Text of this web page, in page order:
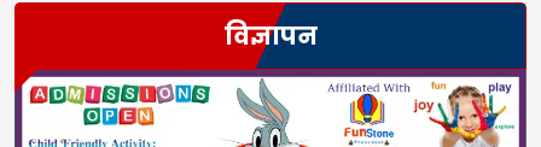
विज्ञापन